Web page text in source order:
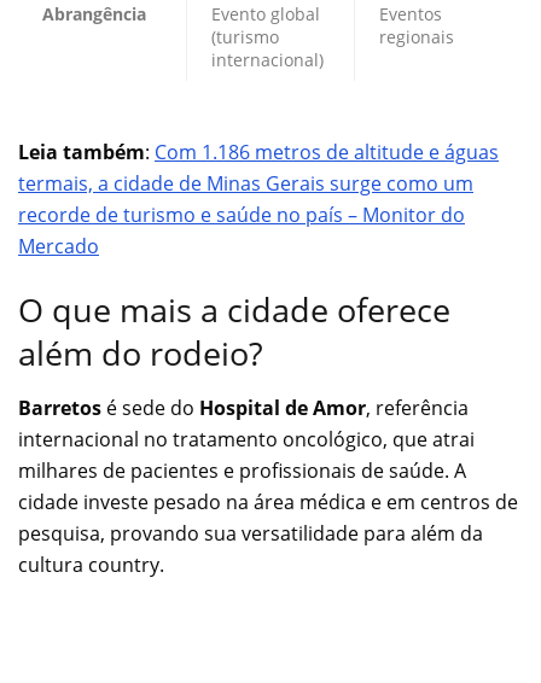
Abrangência
Evento global
(turismo
internacional)
Eventos
regionais
Leia também: Com 1.186 metros de altitude e águas
termais, a cidade de Minas Gerais surge como um
recorde de turismo e saúde no país – Monitor do
Mercado
O que mais a cidade oferece
além do rodeio?
Barretos é sede do Hospital de Amor, referência
internacional no tratamento oncológico, que atrai
milhares de pacientes e profissionais de saúde. A
cidade investe pesado na área médica e em centros de
pesquisa, provando sua versatilidade para além da
cultura country.